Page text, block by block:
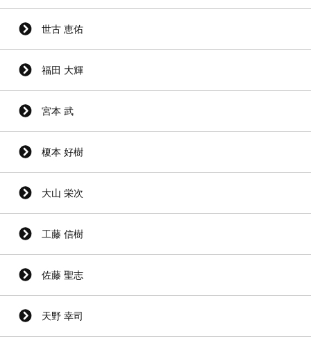
世古 恵佑
福田 大輝
宮本 武
榎本 好樹
大山 栄次
工藤 信樹
佐藤 聖志
天野 幸司